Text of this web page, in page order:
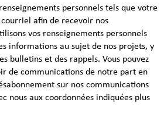
personnels tels que votre
afin de recevoir nos
vos renseignements personnels
informations au sujet de nos projets, y
bulletins et des rappels. Vous pouvez
de communications de notre part en
sur nos communications
nous aux coordonnées indiquées plus